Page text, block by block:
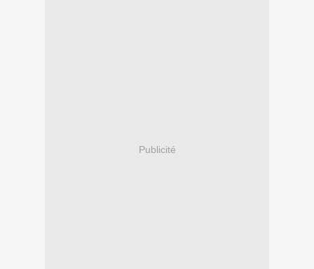
Publicité